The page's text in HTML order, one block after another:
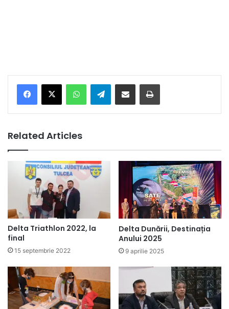
Telegram
Related Articles
Delta Triathlon 2022, la
final
15 septembrie 2022
Delta Dunării, Destinația
Anului 2025
9 aprilie 2025